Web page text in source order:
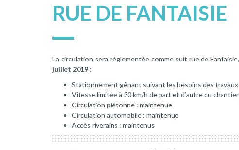
RUE DE FANTAISIE
La circulation sera réglementée comme suit rue de Fantaisie,
juillet 2019 :
Stationnement gênant suivant les besoins des travaux
Vitesse limitée à 30 km/h de part et d’autre du chantier
Circulation piétonne : maintenue
Circulation automobile : maintenue
Accès riverains : maintenus